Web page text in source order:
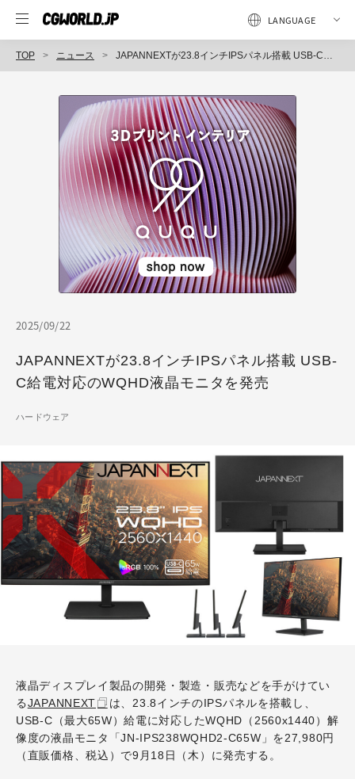
TOP ニュース JAPANNEXTが23.8インチIPSパネル搭載 USB-C給電対応のWQHD液晶モニタを発売
2025/09/22
JAPANNEXTが23.8インチIPSパネル搭載 USB-
C給電対応のWQHD液晶モニタを発売
ハードウェア
液晶ディスプレイ製品の開発・製造・販売などを手がけてい
るJAPANNEXT
は、23.8インチのIPSパネルを搭載し、
USB-C（最大65W）給電に対応したWQHD（2560x1440）解
像度の液晶モニタ「JN-IPS238WQHD2-C65W」を27,980円
（直販価格、税込）で9月18日（木）に発売する。